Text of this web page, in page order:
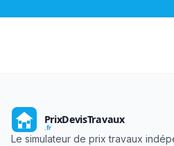
Le simulateur de prix travaux